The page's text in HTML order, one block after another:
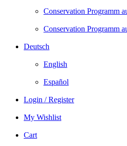
Conservation Programm
Conservation Programm
Deutsch
English
Español
Login / Register
My Wishlist
Cart